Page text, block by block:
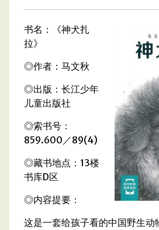
书名：《神犬扎
拉》
◎作者：马文秋
◎出版：长江少年
儿童出版社
◎索书号：
859.600／89(4)
◎藏书地点：13楼
书库D区
◎内容提要：
这是一套给孩子看的中国野生动